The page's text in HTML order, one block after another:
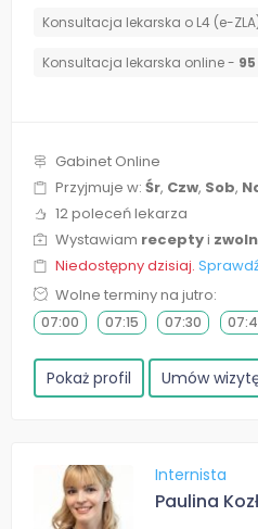
Konsultacja lekarska o L4 (e-
Konsultacja lekarska online - 95
Gabinet Online
Przyjmuje w: Śr, Czw, Sob,
12 poleceń lekarza
Wystawiam receptyi
Niedostępny dzisiaj.
Wolne terminy na jutro:
07:00 07:15 07:30
Pokaż profil Umów
Internista
Paulina